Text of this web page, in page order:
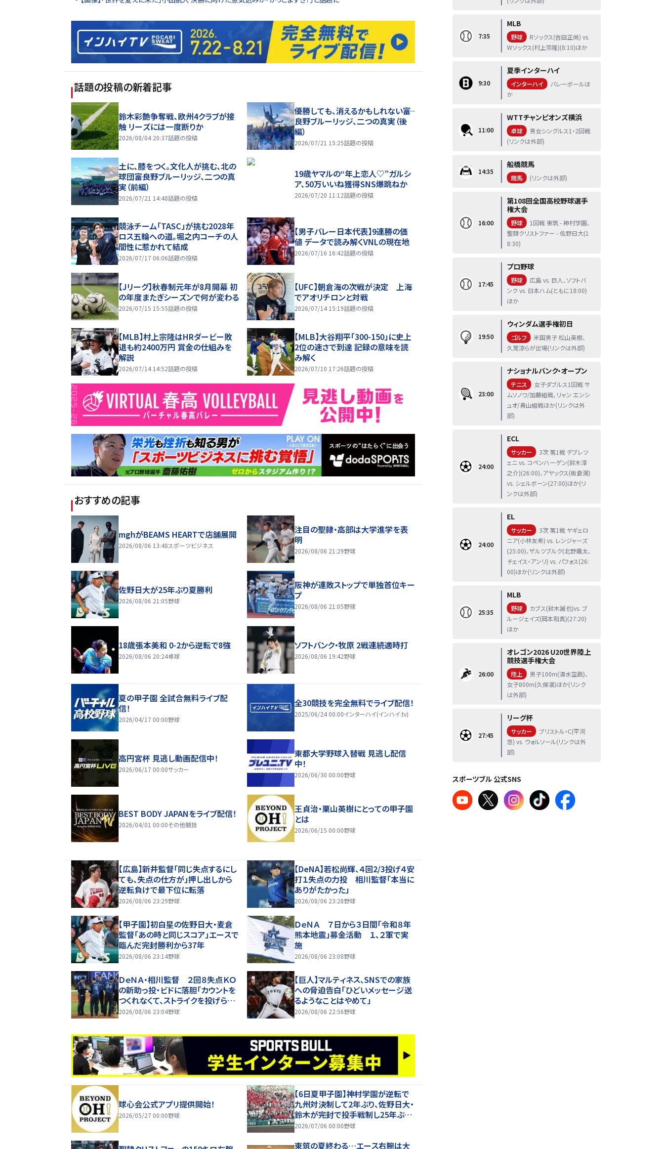
話題の投稿の新着記事
鈴木彩艶争奪戦、欧州4クラブが接
触 リーズには一度断りか
2026/08/04 20:37話題の投稿
優勝しても、消えるかもしれない――富
良野ブルーリッジ、二つの真実（後
編）
2026/07/21 15:25話題の投稿
土に、膝をつく。文化人が挑む、北の
球団――富良野ブルーリッジ、二つの真
実（前編）
2026/07/21 14:48話題の投稿
19歳ヤマルの“年上恋人♡”ガルシ
ア、50万いいね獲得SNS爆跳ねか
2026/07/20 11:12話題の投稿
競泳チーム「TASC」が挑む2028年
ロス五輪への道。堀之内コーチの人
間性に惹かれて結成
2026/07/17 06:06話題の投稿
【男子バレー日本代表】9連勝の価
値 データで読み解くVNLの現在地
2026/07/16 16:42話題の投稿
【Jリーグ】秋春制元年が8月開幕 初
の年度またぎシーズンで何が変わる
2026/07/15 15:55話題の投稿
【UFC】朝倉海の次戦が決定 上海
でアオリチロンと対戦
2026/07/14 15:19話題の投稿
【MLB】村上宗隆はHRダービー敗
退も約2400万円 賞金の仕組みを
解説
2026/07/14 14:52話題の投稿
【MLB】大谷翔平「300-150」に史上
2位の速さで到達 記録の意味を読
み解く
2026/07/10 17:26話題の投稿
おすすめの記事
mghがBEAMS HEARTで店舗展開
2026/08/06 13:48スポーツビジネス
注目の聖隷・高部は大学進学を表
明
2026/08/06 21:29野球
佐野日大が25年ぶり夏勝利
2026/08/06 21:05野球
阪神が連敗ストップで単独首位キー
プ
2026/08/06 21:05野球
18歳張本美和 0-2から逆転で8強
2026/08/06 20:24卓球
ソフトバンク・牧原 2戦連続適時打
2026/08/06 19:42野球
夏の甲子園 全試合無料ライブ配
信！
2026/04/17 00:00野球
全30競技を完全無料でライブ配信！
2025/06/24 00:00インターハイ(インハイ.tv)
高円宮杯 見逃し動画配信中！
2026/06/17 00:00サッカー
東都大学野球入替戦 見逃し配信
中！
2026/06/30 00:00野球
BEST BODY JAPANをライブ配信！
2026/04/01 00:00その他競技
王貞治・栗山英樹にとっての甲子園
とは
2026/06/15 00:00野球
【広島】新井監督「同じ失点するにし
ても、失点の仕方が」押し出しから
逆転負けで最下位に転落
2026/08/06 23:29野球
【DeNA】若松尚輝、４回2/3投げ４安
打１失点の力投 相川監督「本当に
ありがたかった」
2026/08/06 23:28野球
【甲子園】初白星の佐野日大・麦倉
監督「あの時と同じスコア」エースで
臨んだ完封勝利から37年
2026/08/06 23:14野球
ＤｅＮＡ ７日から３日間「令和８年
熊本地震」募金活動 １、２軍で実
施
2026/08/06 23:08野球
ＤｅＮＡ・相川監督 ２回８失点ＫＯ
の新助っ投・ビドに落胆「カウントを
つくれなくて、ストライクを投げられ
ない」２軍再調整を明言
2026/08/06 23:04野球
【巨人】マルティネス、SNSでの家族
への脅迫告白「ひどいメッセージ送
るようなことはやめて」
2026/08/06 22:56野球
球心会公式アプリ提供開始！
2026/05/27 00:00野球
【6日夏甲子園】神村学園が逆転で
九州対決制して2年ぶり、佐野日大・
鈴木が完封で投手戦制し25年ぶり
の夏勝利
2026/07/06 00:00野球
東筑の夏終わる…エース右腕は大
7:35
MLB
野球
Rソックス(吉田正尚) vs.
Wソックス(村上宗隆)(8:10)ほか
9:30
夏季インターハイ
インターハイ
バレーボールほ
か
11:00
WTTチャンピオンズ横浜
卓球
男女シングルス1・2回戦
(リンクは外部)
14:35
船橋競馬
競馬 (リンクは外部)
16:00
第108回全国高校野球選手
権大会
野球
1回戦 東筑 - 神村学園、
聖隷クリストファー - 佐野日大(1
8:30)
17:45
プロ野球
野球
広島 vs. 巨人、ソフトバ
ンク vs. 日本ハム(ともに18:00)
ほか
19:50
ウィンダム選手権初日
ゴルフ
米国男子 松山英樹、
久常涼らが出場(リンクは外部)
23:00
ナショナルバンク・オープン
テニス
女子ダブルス1回戦 サ
ムソノワ/加藤組戦、リャン エンシ
ュオ/青山組戦ほか(リンクは外
部)
24:00
ECL
サッカー
3次 第1戦 デブレツ
ェニ vs. コペンハーゲン(鈴木淳
之介)(26:00)、アヤックス(板倉滉)
vs. シェルボーン(27:00)ほか(リ
ンクは外部)
24:00
EL
サッカー
3次 第1戦 ヤギェロ
ニア(小林友希) vs. レンジャーズ
(25:00)、ザルツブルク(北野颯太、
チェイス・アンリ) vs. パフォス(26:
00)ほか(リンクは外部)
25:35
MLB
野球
カブス(鈴木誠也)vs. ブ
ルージェイズ(岡本和真)(27:20)
ほか
26:00
オレゴン2026 U20世界陸上
競技選手権大会
陸上
男子100m(清水空跳)、
女子800m(久保凛)ほか(リンク
は外部)
27:45
リーグ杯
サッカー
ブリストル・C(平河
悠) vs. ウォルソール(リンクは外
部)
スポーツブル 公式SNS